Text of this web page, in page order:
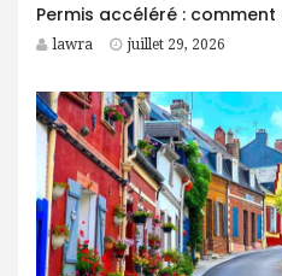
lawra juillet 29, 2026